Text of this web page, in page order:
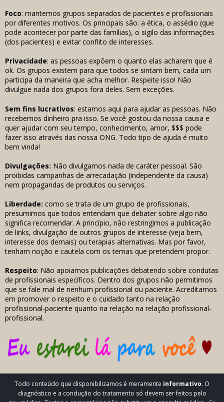
Foco: mantemos grupos separados de pacientes e profissionais
por diferentes motivos. Os principais são: a ética, o assédio (que
pode acontecer por parte das famílias), o sigilo das informações
(dos pacientes) e evitar conflito de interesses.
Privacidade: as pessoas expõem o quanto elas acharem que é
ok. Os grupos existem para que todos se sintam bem, cada um
participa da maneira que acha melhor. Respeite isso! Não
divulgue nada dos grupos fora deles. Sem exceções.
Sem fins lucrativos: estamos aqui para ajudar as pessoas. Não
recebemos dinheiro pra isso. Se você gostou da nossa causa e
quer ajudar com seu tempo, conhecimento, amor, $$$ pode
fazer isso através das nossa ONG. Todo tipo de ajuda é muito
bem vinda!
Divulgações: Não divulgamos nada de caráter pessoal. São
proibidas campanhas de arrecadação (independente da causa)
nem propagandas de produtos ou serviços.
Liberdade: como se trata de um grupo de profissionais,
presumimos que todos entendam que debater sobre algo não
significa recomendar. A princípio, não restringimos a publicação
de links, divulgação de outros grupos de interesse (veja bem,
interesse dos demais) ou terapias alternativas. Mas por favor,
tenham noção e cautela com os temas que pretendem propor.
Respeito: Não apoiamos publicações debatendo sobre condutas
de profissionais específicos. Dentro dos grupos não permitimos
que se fale mal de nenhum profissional ou paciente. Acreditamos
em promover o respeito e o cuidado tanto na relação
profissional-paciente quanto na relação na relação profissional-
profissional.
Todo conteúdo que disponibilizamos é meramente informativo. O
diagnóstico e a condução do tratamento só devem ser feitos pelo